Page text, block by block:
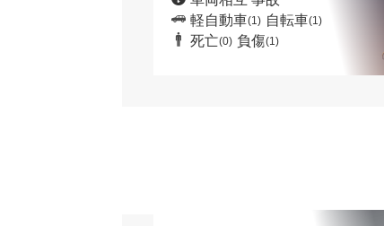
軽自動車(1) 自転車(1)
死亡(0) 負傷(1)